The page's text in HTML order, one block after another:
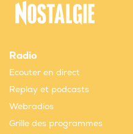
Radio
Ecouter en direct
Replay et podcasts
Webradios
Grille des programmes